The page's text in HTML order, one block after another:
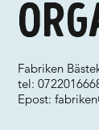
Fabriken
tel:
Epost: